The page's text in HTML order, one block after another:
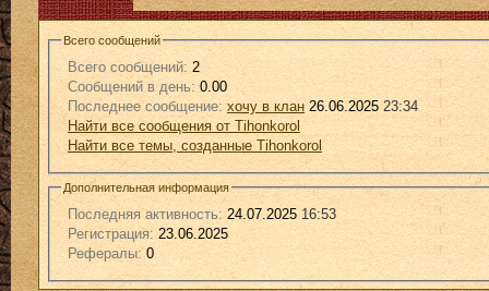
Всего сообщений
Всего сообщений: 2
Сообщений в день: 0.00
Последнее сообщение: хочу в клан 26.06.202523:34
Найти все сообщения от Tihonkorol
Найти все темы, созданные Tihonkorol
Дополнительная информация
Последняя активность: 24.07.2025 16:53
Регистрация: 23.06.2025
Рефералы:0